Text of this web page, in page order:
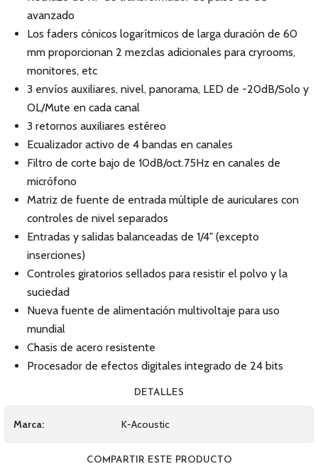
avanzado
Los faders cónicos logarítmicos de larga duración de 60
mm proporcionan 2 mezclas adicionales para cryrooms,
monitores, etc
3 envíos auxiliares, nivel, panorama, LED de -20dB/Solo y
OL/Mute en cada canal
3 retornos auxiliares estéreo
Ecualizador activo de 4 bandas en canales
Filtro de corte bajo de 10dB/oct.75Hz en canales de
micrófono
Matriz de fuente de entrada múltiple de auriculares con
controles de nivel separados
Entradas y salidas balanceadas de 1/4" (excepto
inserciones)
Controles giratorios sellados para resistir el polvo y la
suciedad
Nueva fuente de alimentación multivoltaje para uso
mundial
Chasis de acero resistente
Procesador de efectos digitales integrado de 24 bits
DETALLES
Marca: K-Acoustic
COMPARTIR ESTE PRODUCTO